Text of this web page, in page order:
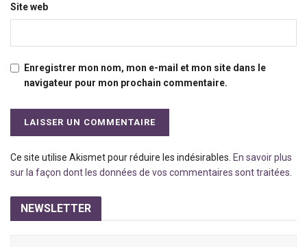
Site web
Enregistrer mon nom, mon e-mail et mon site dans le
navigateur pour mon prochain commentaire.
Ce site utilise Akismet pour réduire les indésirables. En savoir plus
sur la façon dont les données de vos commentaires sont traitées
NEWSLETTER